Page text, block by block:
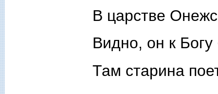
В царстве
Видно, он к
Там старина